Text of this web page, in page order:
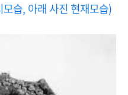
습, 아래 사진 현재모습)